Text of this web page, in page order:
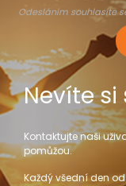
Odesláním souhlasíte
Nevíte si
Kontaktujte naši
pomůžou.
Každý všední den